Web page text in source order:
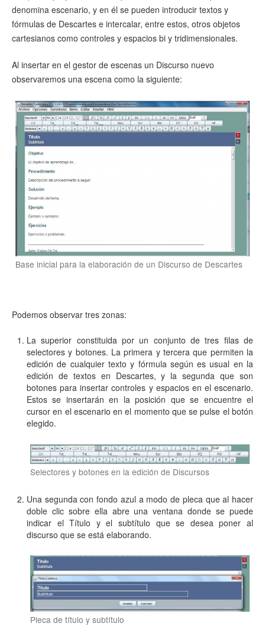
denomina escenario, y en él se pueden introducir textos y
fórmulas de Descartes e intercalar, entre estos, otros objetos
cartesianos como controles y espacios bi y tridimensionales.
Al insertar en el gestor de escenas un Discurso nuevo
observaremos una escena como la siguiente:
Base inicial para la elaboración de un Discurso de Descartes
Podemos observar tres zonas:
La superior constituida por un conjunto de tres filas de
selectores y botones. La primera y tercera que permiten la
edición de cualquier texto y fórmula según es usual en la
edición de textos en Descartes, y la segunda que son
botones para insertar controles y espacios en el escenario.
Estos se insertarán en la posición que se encuentre el
cursor en el escenario en el momento que se pulse el botón
elegido.
Selectores y botones en la edición de Discursos
Una segunda con fondo azul a modo de pleca que al hacer
doble clic sobre ella abre una ventana donde se puede
indicar el Título y el subtítulo que se desea poner al
discurso que se está elaborando.
Pleca de título y subtítulo